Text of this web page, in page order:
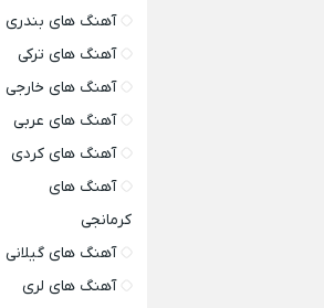
آهنگ های بندری
آهنگ های ترکی
آهنگ های خارجی
آهنگ های عربی
آهنگ های کردی
آهنگ های
کرمانجی
آهنگ های گیلانی
آهنگ های لری